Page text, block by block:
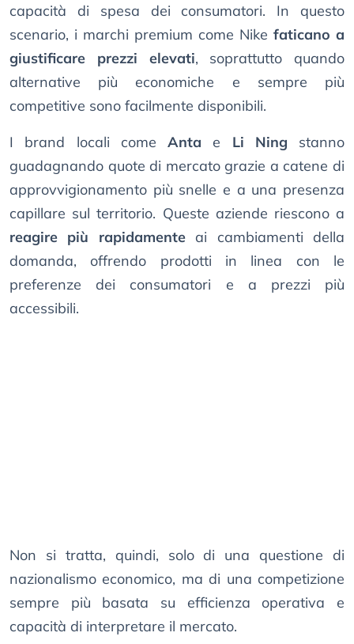
capacità di spesa dei consumatori. In questo
scenario, i marchi premium come Nike faticano a
giustificare prezzi elevati, soprattutto quando
alternative più economiche e sempre più
competitive sono facilmente disponibili.
I brand locali come Anta e Li Ning stanno
guadagnando quote di mercato grazie a catene di
approvvigionamento più snelle e a una presenza
capillare sul territorio. Queste aziende riescono a
reagire più rapidamenteai cambiamenti della
domanda, offrendo prodotti in linea con le
preferenze dei consumatori e a prezzi più
accessibili.
Non si tratta, quindi, solo di una questione di
nazionalismo economico, ma di una competizione
sempre più basata su efficienza operativa e
capacità di interpretare il mercato.